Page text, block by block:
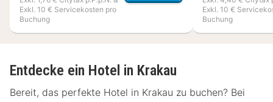
Exkl. 10 € Servicekosten pro
Buchung
Exkl. 10 €
Buchung
Entdecke ein Hotel in Krakau
Bereit, das perfekte Hotel in Krakau zu buchen? Bei